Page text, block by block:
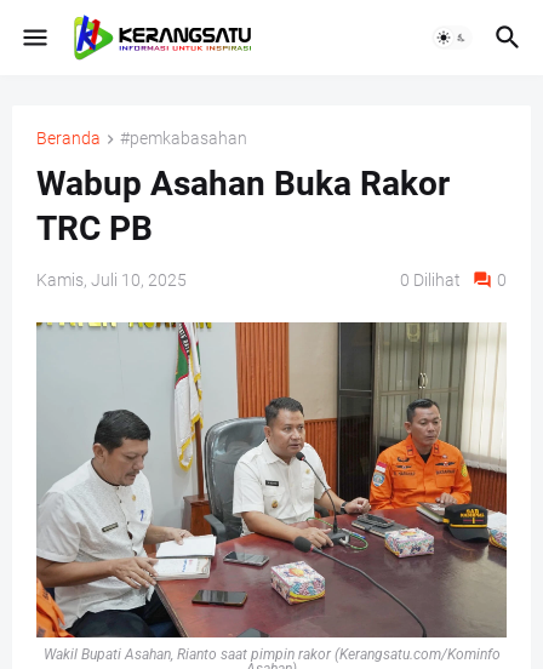
Beranda #pemkabasahan
Wabup Asahan Buka Rakor
TRC PB
Kamis, Juli 10, 2025 0 Dilihat 0
Wakil Bupati Asahan, Rianto saat pimpin rakor (Kerangsatu.com/Kominfo